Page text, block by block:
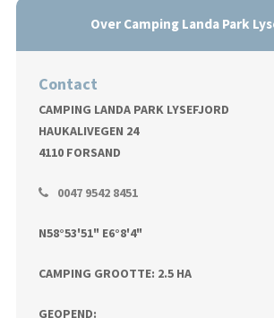
Over Camping Landa Park
Contact
CAMPING LANDA PARK LYSEFJORD
HAUKALIVEGEN 24
4110 FORSAND
0047 9542 8451
N58°53'51" E6°8'4"
CAMPING GROOTTE: 2.5 HA
GEOPEND: